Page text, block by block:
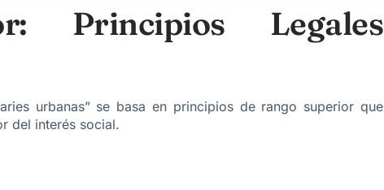
Principios Legales
urbanas” se basa en principios de rango superior que
del interés social.